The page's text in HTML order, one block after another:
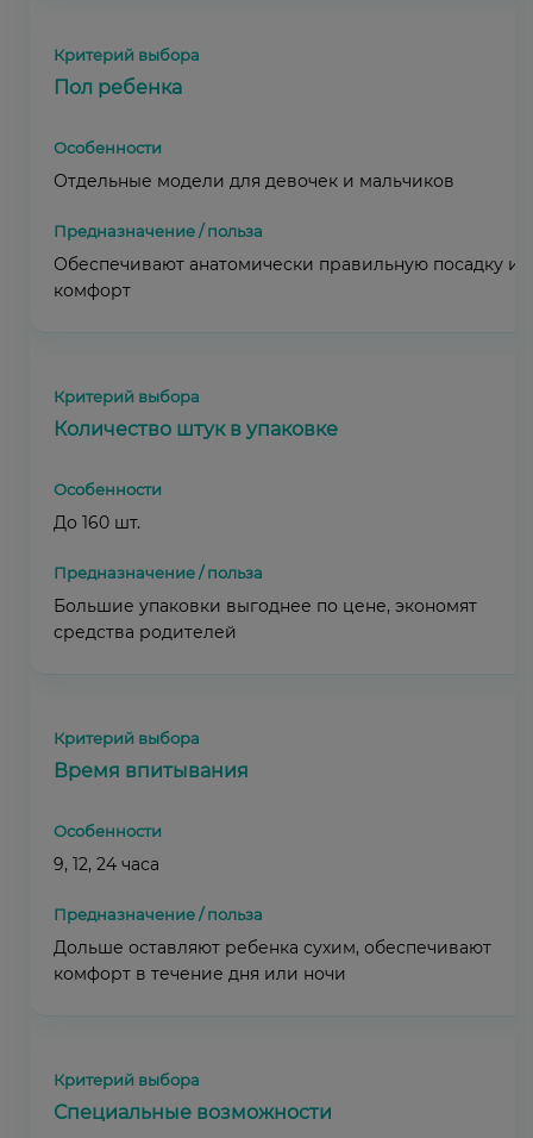
Пол ребенка
Отдельные модели для девочек и мальчиков
Обеспечивают анатомически правильную посадку и
комфорт
Количество штук в упаковке
До 160 шт.
Большие упаковки выгоднее по цене, экономят
средства родителей
Время впитывания
9, 12, 24 часа
Дольше оставляют ребенка сухим, обеспечивают
комфорт в течение дня или ночи
Специальные возможности